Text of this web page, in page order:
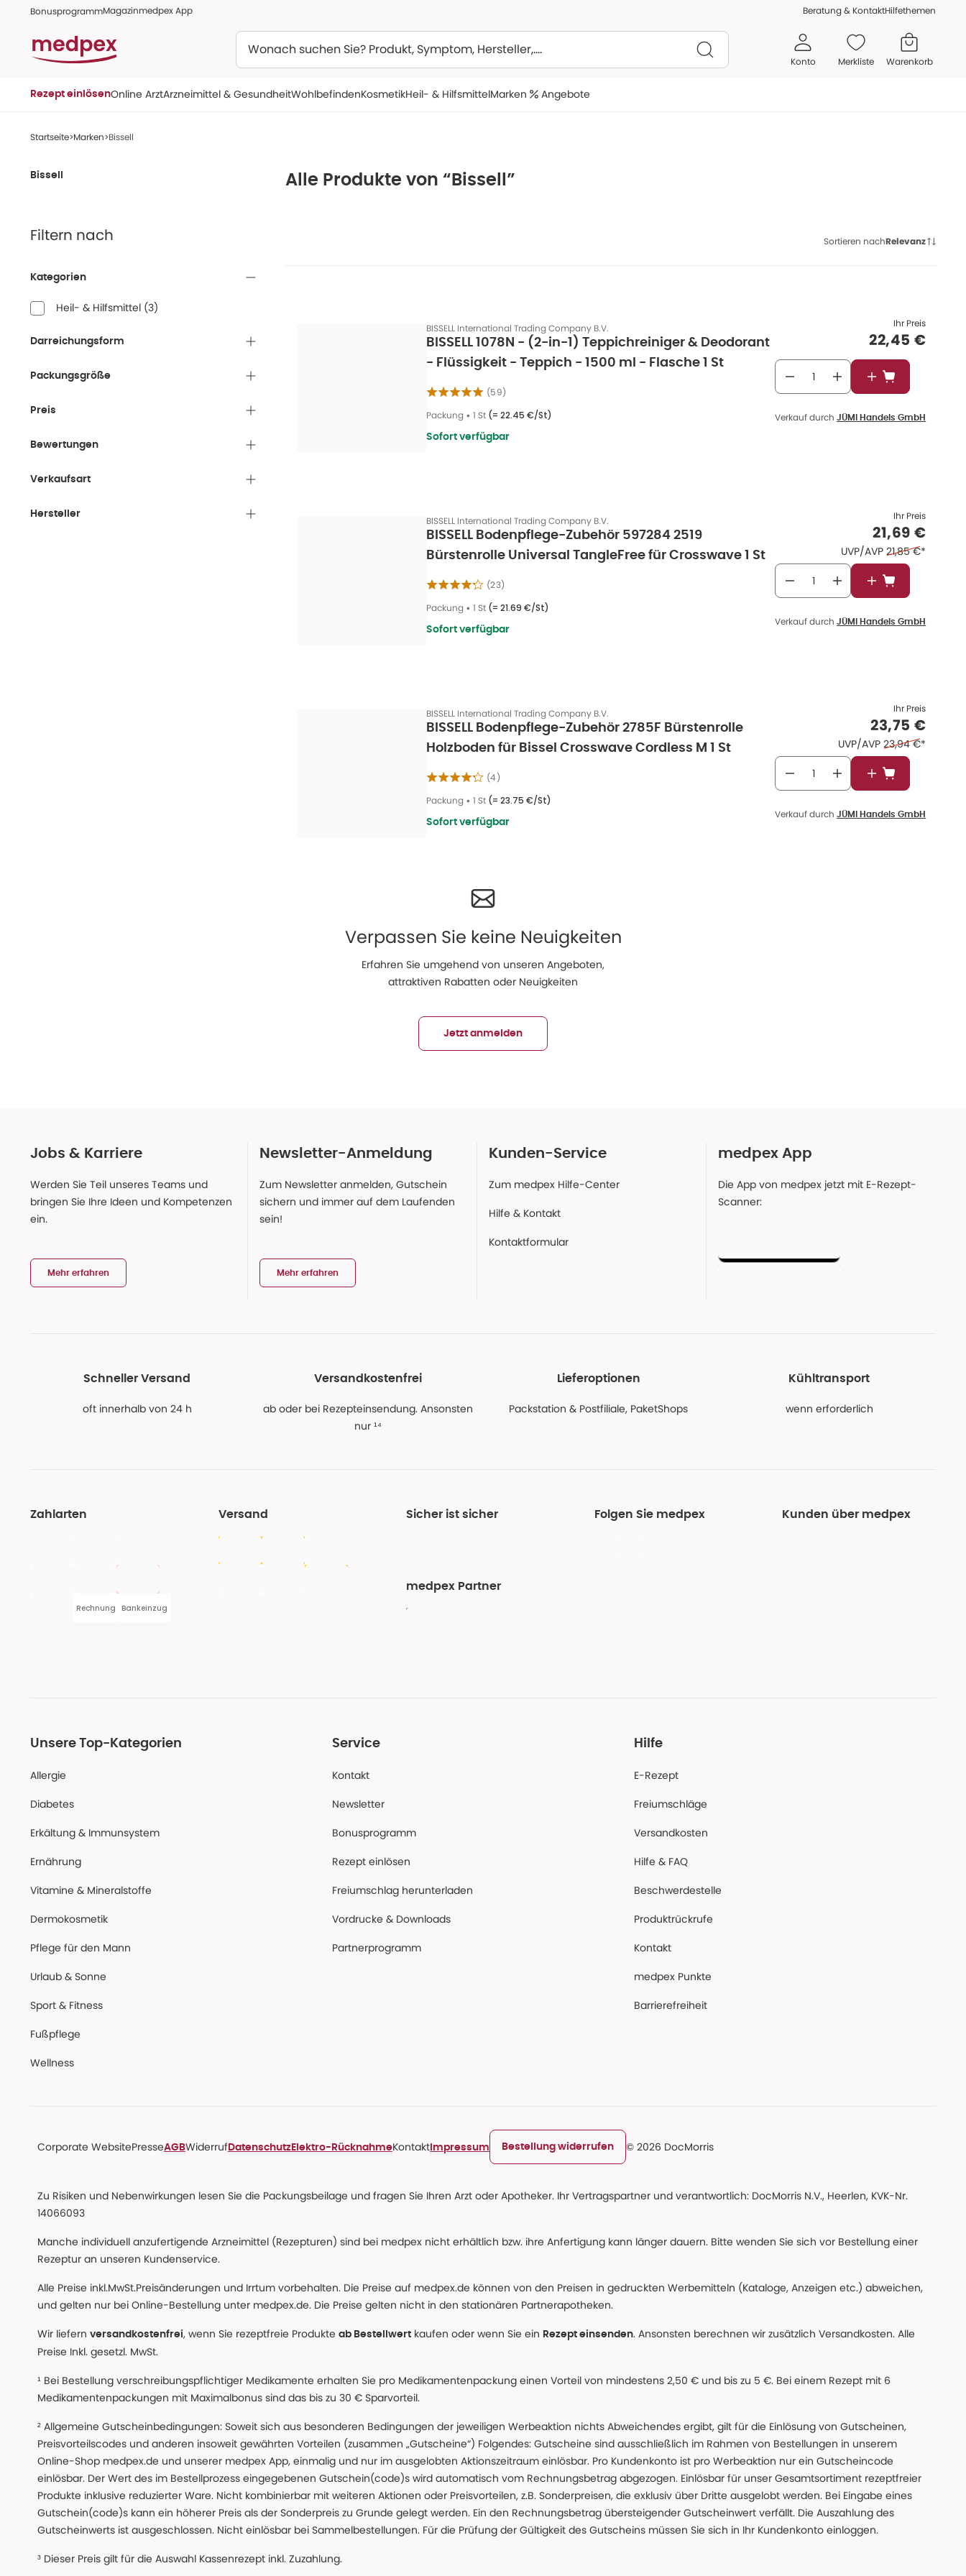
BonusprogrammMagazinmedpex App Beratung & KontaktHilfethemen
Konto Merkliste Warenkorb
Rezept einlösenOnline ArztArzneimittel & GesundheitWohlbefindenKosmetikHeil- & HilfsmittelMarken Angebote
Startseite Marken Bissell
Alle Produkte von “Bissell”
Bissell
Filtern nach
Kategorien
Heil- & Hilfsmittel (3)
Darreichungsform
Packungsgröße
Preis
Bewertungen
Verkaufsart
Hersteller
Sortieren nachRelevanz
BISSELL International Trading Company B.V.
BISSELL 1078N - (2-in-1) Teppichreiniger & Deodorant
- Flüssigkeit - Teppich - 1500 ml - Flasche 1 St
(59)
Packung • 1 St (= 22.45 €/St)
Sofort verfügbar
Ihr Preis
22,45 €
In den
Verkauf durch JÜMI Handels GmbH
BISSELL International Trading Company B.V.
BISSELL Bodenpflege-Zubehör 597284 2519
Bürstenrolle Universal TangleFree für Crosswave 1 St
(23)
Packung • 1 St (= 21.69 €/St)
Sofort verfügbar
Ihr Preis
21,69 €
UVP/AVP Ehemaliger
21,85 €*
In den
Verkauf durch JÜMI Handels GmbH
BISSELL International Trading Company B.V.
BISSELL Bodenpflege-Zubehör 2785F Bürstenrolle
Holzboden für Bissel Crosswave Cordless M 1 St
(4)
Packung • 1 St (= 23.75 €/St)
Sofort verfügbar
Ihr Preis
23,75 €
UVP/AVP Ehemaliger Preis
23,94 €*
In den
Verkauf durch JÜMI Handels GmbH
Verpassen Sie keine Neuigkeiten
Erfahren Sie umgehend von unseren Angeboten,
attraktiven Rabatten oder Neuigkeiten
Jetzt anmelden
Jobs & Karriere
Werden Sie Teil unseres Teams und
bringen Sie Ihre Ideen und Kompetenzen
ein.
Mehr erfahren
Newsletter-Anmeldung
Zum Newsletter anmelden, Gutschein
sichern und immer auf dem Laufenden
sein!
Mehr erfahren
Kunden-Service
Zum medpex Hilfe-Center
Hilfe & Kontakt
Kontaktformular
medpex App
Die App von medpex jetzt mit E-Rezept-
Scanner:
Schneller Versand
oft innerhalb von 24 h
Versandkostenfrei
ab oder bei Rezepteinsendung. Ansonsten
nur ¹⁴
Lieferoptionen
Packstation & Postfiliale, PaketShops
Kühltransport
wenn erforderlich
Zahlarten
Rechnung Bankeinzug
Versand Sicher ist sicher
medpex Partner
Folgen Sie medpex Kunden über medpex
Unsere Top-Kategorien
Allergie
Diabetes
Erkältung & Immunsystem
Ernährung
Vitamine & Mineralstoffe
Dermokosmetik
Pflege für den Mann
Urlaub & Sonne
Sport & Fitness
Fußpflege
Wellness
Service
Kontakt
Newsletter
Bonusprogramm
Rezept einlösen
Freiumschlag herunterladen
Vordrucke & Downloads
Partnerprogramm
Hilfe
E-Rezept
Freiumschläge
Versandkosten
Hilfe & FAQ
Beschwerdestelle
Produktrückrufe
Kontakt
medpex Punkte
Barrierefreiheit
Corporate WebsitePresseAGBWiderruf Datenschutz Elektro-RücknahmeKontakt Impressum Bestellung widerrufen © 2026 DocMorris
Zu Risiken und Nebenwirkungen lesen Sie die Packungsbeilage und fragen Sie Ihren Arzt oder Apotheker. Ihr Vertragspartner und verantwortlich: DocMorris N.V., Heerlen, KVK-Nr.
14066093
Manche individuell anzufertigende Arzneimittel (Rezepturen) sind bei medpex nicht erhältlich bzw. ihre Anfertigung kann länger dauern. Bitte wenden Sie sich vor Bestellung einer
Rezeptur an unseren Kundenservice.
Alle Preise inkl.MwSt.Preisänderungen und Irrtum vorbehalten. Die Preise auf medpex.de können von den Preisen in gedruckten Werbemitteln (Kataloge, Anzeigen etc.) abweichen,
und gelten nur bei Online-Bestellung unter medpex.de. Die Preise gelten nicht in den stationären Partnerapotheken.
Wir liefern versandkostenfrei, wenn Sie rezeptfreie Produkte ab Bestellwert kaufen oder wenn Sie ein Rezept einsenden. Ansonsten berechnen wir zusätzlich Versandkosten. Alle
Preise Inkl. gesetzl. MwSt.
¹ Bei Bestellung verschreibungspflichtiger Medikamente erhalten Sie pro Medikamentenpackung einen Vorteil von mindestens 2,50 € und bis zu 5 €. Bei einem Rezept mit 6
Medikamentenpackungen mit Maximalbonus sind das bis zu 30 € Sparvorteil.
² Allgemeine Gutscheinbedingungen: Soweit sich aus besonderen Bedingungen der jeweiligen Werbeaktion nichts Abweichendes ergibt, gilt für die Einlösung von Gutscheinen,
Preisvorteilscodes und anderen insoweit gewährten Vorteilen (zusammen „Gutscheine“) Folgendes: Gutscheine sind ausschließlich im Rahmen von Bestellungen in unserem
Online-Shop medpex.de und unserer medpex App, einmalig und nur im ausgelobten Aktionszeitraum einlösbar. Pro Kundenkonto ist pro Werbeaktion nur ein Gutscheincode
einlösbar. Der Wert des im Bestellprozess eingegebenen Gutschein(code)s wird automatisch vom Rechnungsbetrag abgezogen. Einlösbar für unser Gesamtsortiment rezeptfreier
Produkte inklusive reduzierter Ware. Nicht kombinierbar mit weiteren Aktionen oder Preisvorteilen, z.B. Sonderpreisen, die exklusiv über Dritte ausgelobt werden. Bei Eingabe eines
Gutschein(code)s kann ein höherer Preis als der Sonderpreis zu Grunde gelegt werden. Ein den Rechnungsbetrag übersteigender Gutscheinwert verfällt. Die Auszahlung des
Gutscheinwerts ist ausgeschlossen. Nicht einlösbar bei Sammelbestellungen. Für die Prüfung der Gültigkeit des Gutscheins müssen Sie sich in Ihr Kundenkonto einloggen.
³ Dieser Preis gilt für die Auswahl Kassenrezept inkl. Zuzahlung.